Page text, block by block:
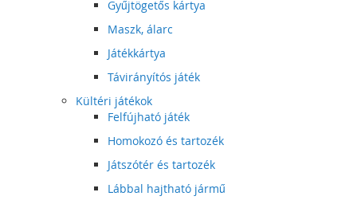
Gyűjtögetős kártya
Maszk, álarc
Játékkártya
Távirányítós játék
Kültéri játékok
Felfújható játék
Homokozó és tartozék
Játszótér és tartozék
Lábbal hajtható jármű